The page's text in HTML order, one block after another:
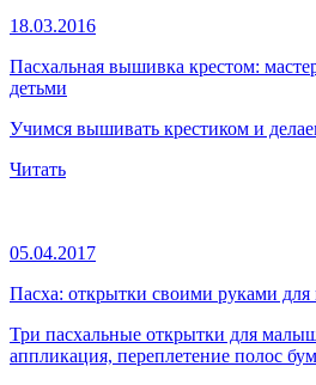
18.03.2016
Пасхальная вышивка крестом:
детьми
Учимся вышивать крестиком и
Читать
05.04.2017
Пасха: открытки своими руками
Три пасхальные открытки для
аппликация, переплетение полос